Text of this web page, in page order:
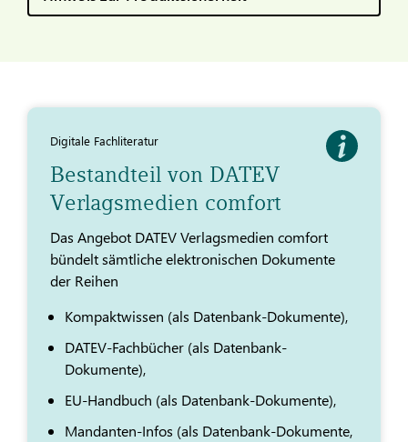
Digitale Fachliteratur
Bestandteil von DATEV
Verlagsmedien comfort
Das Angebot DATEV Verlagsmedien comfort
bündelt sämtliche elektronischen Dokumente
der Reihen
Kompaktwissen (als Datenbank-Dokumente),
DATEV-Fachbücher (als Datenbank-
Dokumente),
EU-Handbuch (als Datenbank-Dokumente),
Mandanten-Infos (als Datenbank-Dokumente,